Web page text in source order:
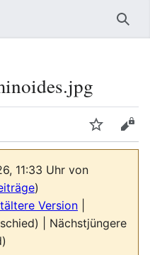
11:33 Uhr von
)
Version
| Nächstjüngere